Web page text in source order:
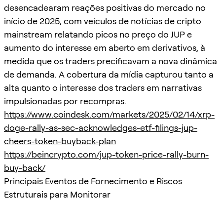
desencadearam reações positivas do mercado no
início de 2025, com veículos de notícias de cripto
mainstream relatando picos no preço do JUP e
aumento do interesse em aberto em derivativos, à
medida que os traders precificavam a nova dinâmica
de demanda. A cobertura da mídia capturou tanto a
alta quanto o interesse dos traders em narrativas
impulsionadas por recompras.
https://www.coindesk.com/markets/2025/02/14/xrp-
doge-rally-as-sec-acknowledges-etf-filings-jup-
cheers-token-buyback-plan
https://beincrypto.com/jup-token-price-rally-burn-
buy-back/
Principais Eventos de Fornecimento e Riscos
Estruturais para Monitorar